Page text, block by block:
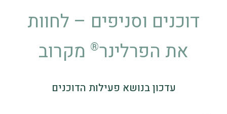
דוכנים וסניפים – לחוות
את הפרלינר® מקרוב
עדכון בנושא פעילות הדוכנים